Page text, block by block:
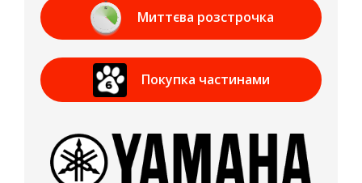
Миттєва розстрочка
Приват Банк
Покупка частинами